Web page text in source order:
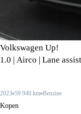
Volkswagen Up!
1.0 | Airco | Lane
2023 59.940 km Benzine
Kopen